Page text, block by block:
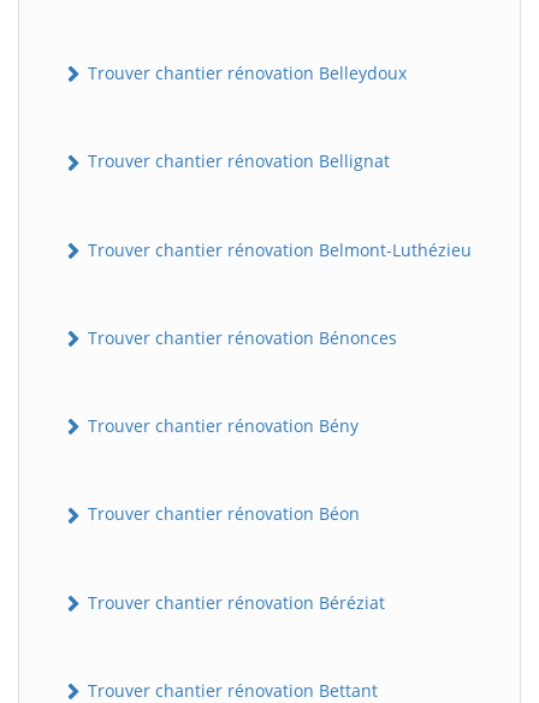
Trouver chantier rénovation Belleydoux
Trouver chantier rénovation Bellignat
Trouver chantier rénovation Belmont-Luthézieu
Trouver chantier rénovation Bénonces
Trouver chantier rénovation Bény
Trouver chantier rénovation Béon
Trouver chantier rénovation Béréziat
Trouver chantier rénovation Bettant